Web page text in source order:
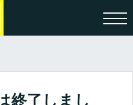
終了しまし